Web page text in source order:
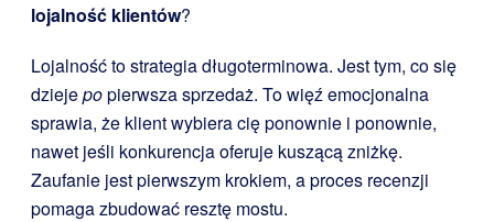
lojalność klientów?
Lojalność to strategia długoterminowa. Jest tym, co się
dziejepopierwsza sprzedaż. To więź emocjonalna
sprawia, że klient wybiera cię ponownie i ponownie,
nawet jeśli konkurencja oferuje kuszącą zniżkę.
Zaufanie jest pierwszym krokiem, a proces recenzji
pomaga zbudować resztę mostu.